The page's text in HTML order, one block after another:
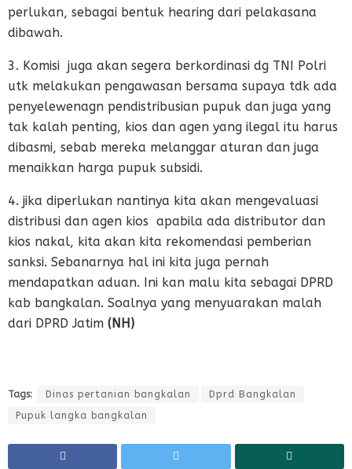
perlukan, sebagai bentuk hearing dari pelakasana
dibawah.
3. Komisi juga akan segera berkordinasi dg TNI Polri
utk melakukan pengawasan bersama supaya tdk ada
penyelewenagn pendistribusian pupuk dan juga yang
tak kalah penting, kios dan agen yang ilegal itu harus
dibasmi, sebab mereka melanggar aturan dan juga
menaikkan harga pupuk subsidi.
4. jika diperlukan nantinya kita akan mengevaluasi
distribusi dan agen kios apabila ada distributor dan
kios nakal, kita akan kita rekomendasi pemberian
sanksi. Sebanarnya hal ini kita juga pernah
mendapatkan aduan. Ini kan malu kita sebagai DPRD
kab bangkalan. Soalnya yang menyuarakan malah
dari DPRD Jatim (NH)
Tags: Dinas pertanian bangkalan
Dprd Bangkalan
Pupuk langka bangkalan